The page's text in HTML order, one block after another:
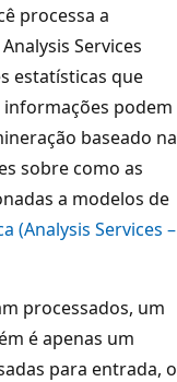
processa a
Services
estatísticas que
informações podem
baseado na
sobre como as
a modelos de
(Analysis Services –
processados, um
é apenas um
para entrada, o